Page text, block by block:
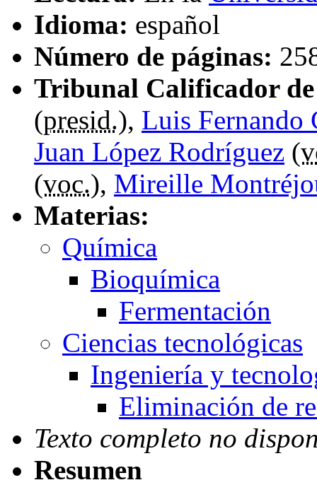
Idioma: español
Número de páginas:
Tribunal Calificador de
(presid.), Luis Fernando
Juan López Rodríguez (
(voc.), Mireille
Materias:
Química
Bioquímica
Fermentación
Ciencias tecnológicas
Ingeniería y
Eliminación de
Texto completo no
Resumen